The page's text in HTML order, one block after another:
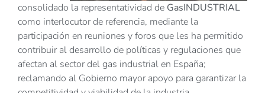
consolidado la representatividad de GasINDUSTRIAL
como interlocutor de referencia, mediante la
participación en reuniones y foros que les ha permitido
contribuir al desarrollo de políticas y regulaciones que
afectan al sector del gas industrial en España;
reclamando al Gobierno mayor apoyo para garantizar la